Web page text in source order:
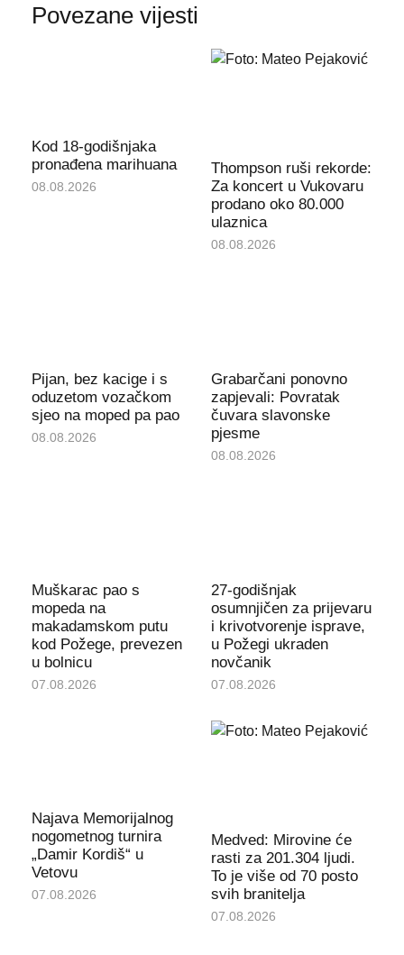
Povezane vijesti
Kod 18-godišnjaka
pronađena marihuana
08.08.2026
Thompson ruši rekorde:
Za koncert u Vukovaru
prodano oko 80.000
ulaznica
08.08.2026
Pijan, bez kacige i s
oduzetom vozačkom
sjeo na moped pa pao
08.08.2026
Grabarčani ponovno
zapjevali: Povratak
čuvara slavonske
pjesme
08.08.2026
Muškarac pao s
mopeda na
makadamskom putu
kod Požege, prevezen
u bolnicu
07.08.2026
27-godišnjak
osumnjičen za prijevaru
i krivotvorenje isprave,
u Požegi ukraden
novčanik
07.08.2026
Najava Memorijalnog
nogometnog turnira
„Damir Kordiš“ u
Vetovu
07.08.2026
Medved: Mirovine će
rasti za 201.304 ljudi.
To je više od 70 posto
svih branitelja
07.08.2026